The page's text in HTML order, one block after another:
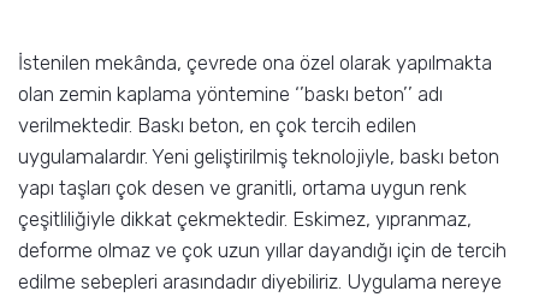
İstenilen mekânda, çevrede ona özel olarak yapılmakta
olan zemin kaplama yöntemine ‘’baskı beton’’ adı
verilmektedir. Baskı beton, en çok tercih edilen
uygulamalardır. Yeni geliştirilmiş teknolojiyle, baskı beton
yapı taşları çok desen ve granitli, ortama uygun renk
çeşitliliğiyle dikkat çekmektedir. Eskimez, yıpranmaz,
deforme olmaz ve çok uzun yıllar dayandığı için de tercih
edilme sebepleri arasındadır diyebiliriz. Uygulama nereye